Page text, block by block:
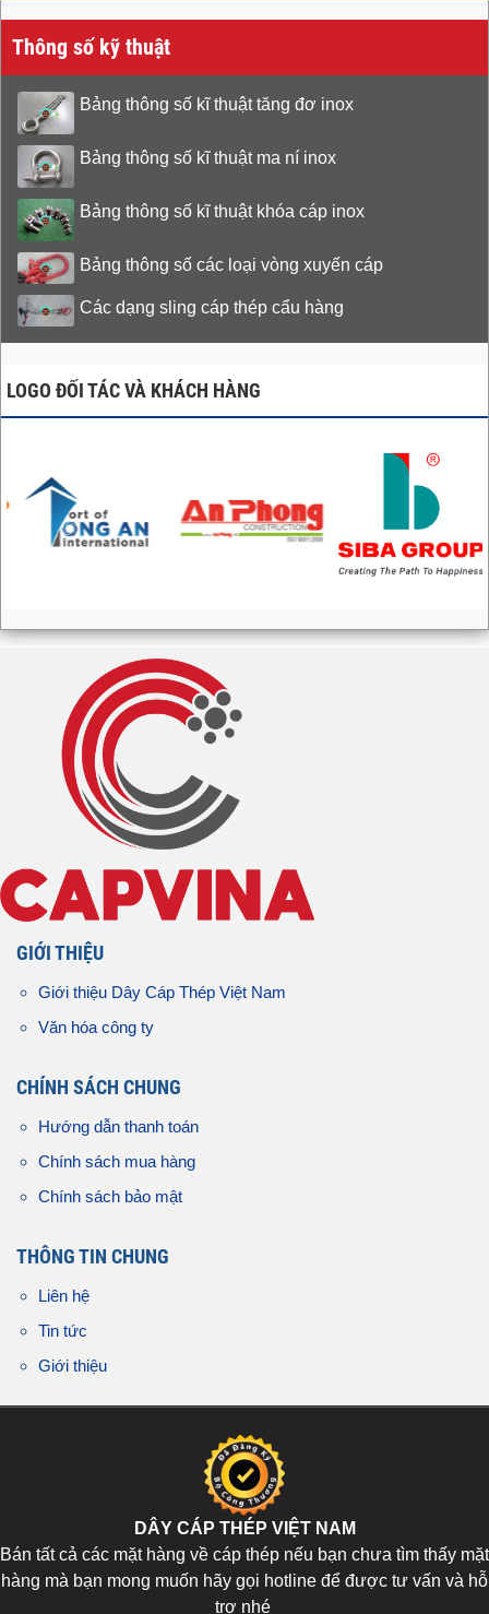
Thông số kỹ thuật
Bảng thông số kĩ thuật tăng đơ inox
Bảng thông số kĩ thuật ma ní inox
Bảng thông số kĩ thuật khóa cáp inox
Bảng thông số các loại vòng xuyến cáp
Các dạng sling cáp thép cẩu hàng
LOGO ĐỐI TÁC VÀ KHÁCH HÀNG
GIỚI THIỆU
Giới thiệu Dây Cáp Thép Việt Nam
Văn hóa công ty
CHÍNH SÁCH CHUNG
Hướng dẫn thanh toán
Chính sách mua hàng
Chính sách bảo mật
THÔNG TIN CHUNG
Liên hệ
Tin tức
Giới thiệu
DÂY CÁP THÉP VIỆT NAM
Bán tất cả các mặt hàng về cáp thép nếu bạn chưa tìm thấy mặt
hàng mà bạn mong muốn hãy gọi hotline để được tư vấn và hỗ
trợ nhé